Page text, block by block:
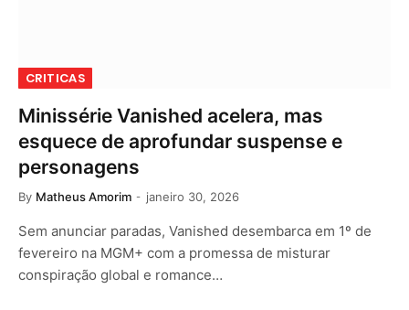
CRITICAS
Minissérie Vanished acelera, mas
esquece de aprofundar suspense e
personagens
By Matheus Amorim janeiro 30, 2026
Sem anunciar paradas, Vanished desembarca em 1º de
fevereiro na MGM+ com a promessa de misturar
conspiração global e romance…